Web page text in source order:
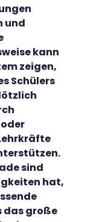
und
kann
zeigen,
Schülers
sind
hat,
das große